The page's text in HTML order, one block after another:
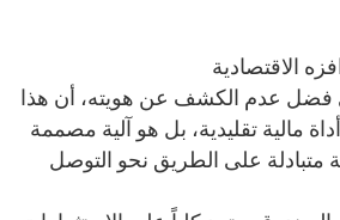
الاقتصادية
فضل عدم الكشف عن هويته، أن هذا
مالية تقليدية، بل هو آلية مصممة
متبادلة على الطريق نحو التوصل